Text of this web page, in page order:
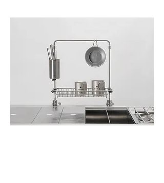
มาตรฐานของแบรนด์ ไม่ว่าจะ
หรือการแก้ไขปัญหาที่อาจเกิดขึ้นใน
ก่อนตัดสินใจซื้อสินค้า เราอยาก
แนะนำให้คุณสอบถามทุกครั้งว่า ร้าน
ค้าที่คุณกำลังเลือกซื้อนั้น มีการรับ
ประกันสินค้าจากตัวแทนจำหน่าย
อย่างเป็นทางการหรือไม่ เพื่อให้คุณ